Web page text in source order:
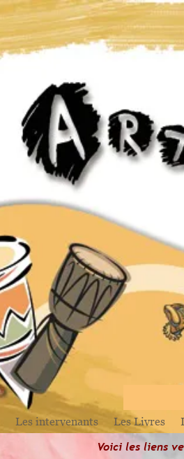
Les intervenants Les Livres
Voici les liens